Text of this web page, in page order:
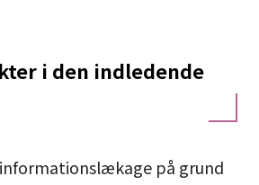
i den indledende
på grund